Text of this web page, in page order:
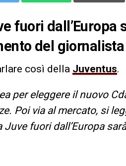
fuori dall’Europa
del giornalista
così della Juventus.
per eleggere il nuovo
Poi via al mercato, si
fuori dall’Europa